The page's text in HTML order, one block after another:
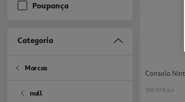
Poupança
Categoria
Marcas
Refine by Categoria: Marcas
null
Refine by Categoria: null
Consola
349.99 €/un